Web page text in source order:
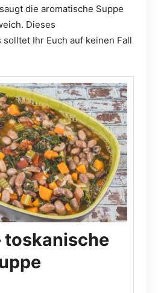
die aromatische Suppe
Dieses
Ihr Euch auf keinen Fall
toskanische